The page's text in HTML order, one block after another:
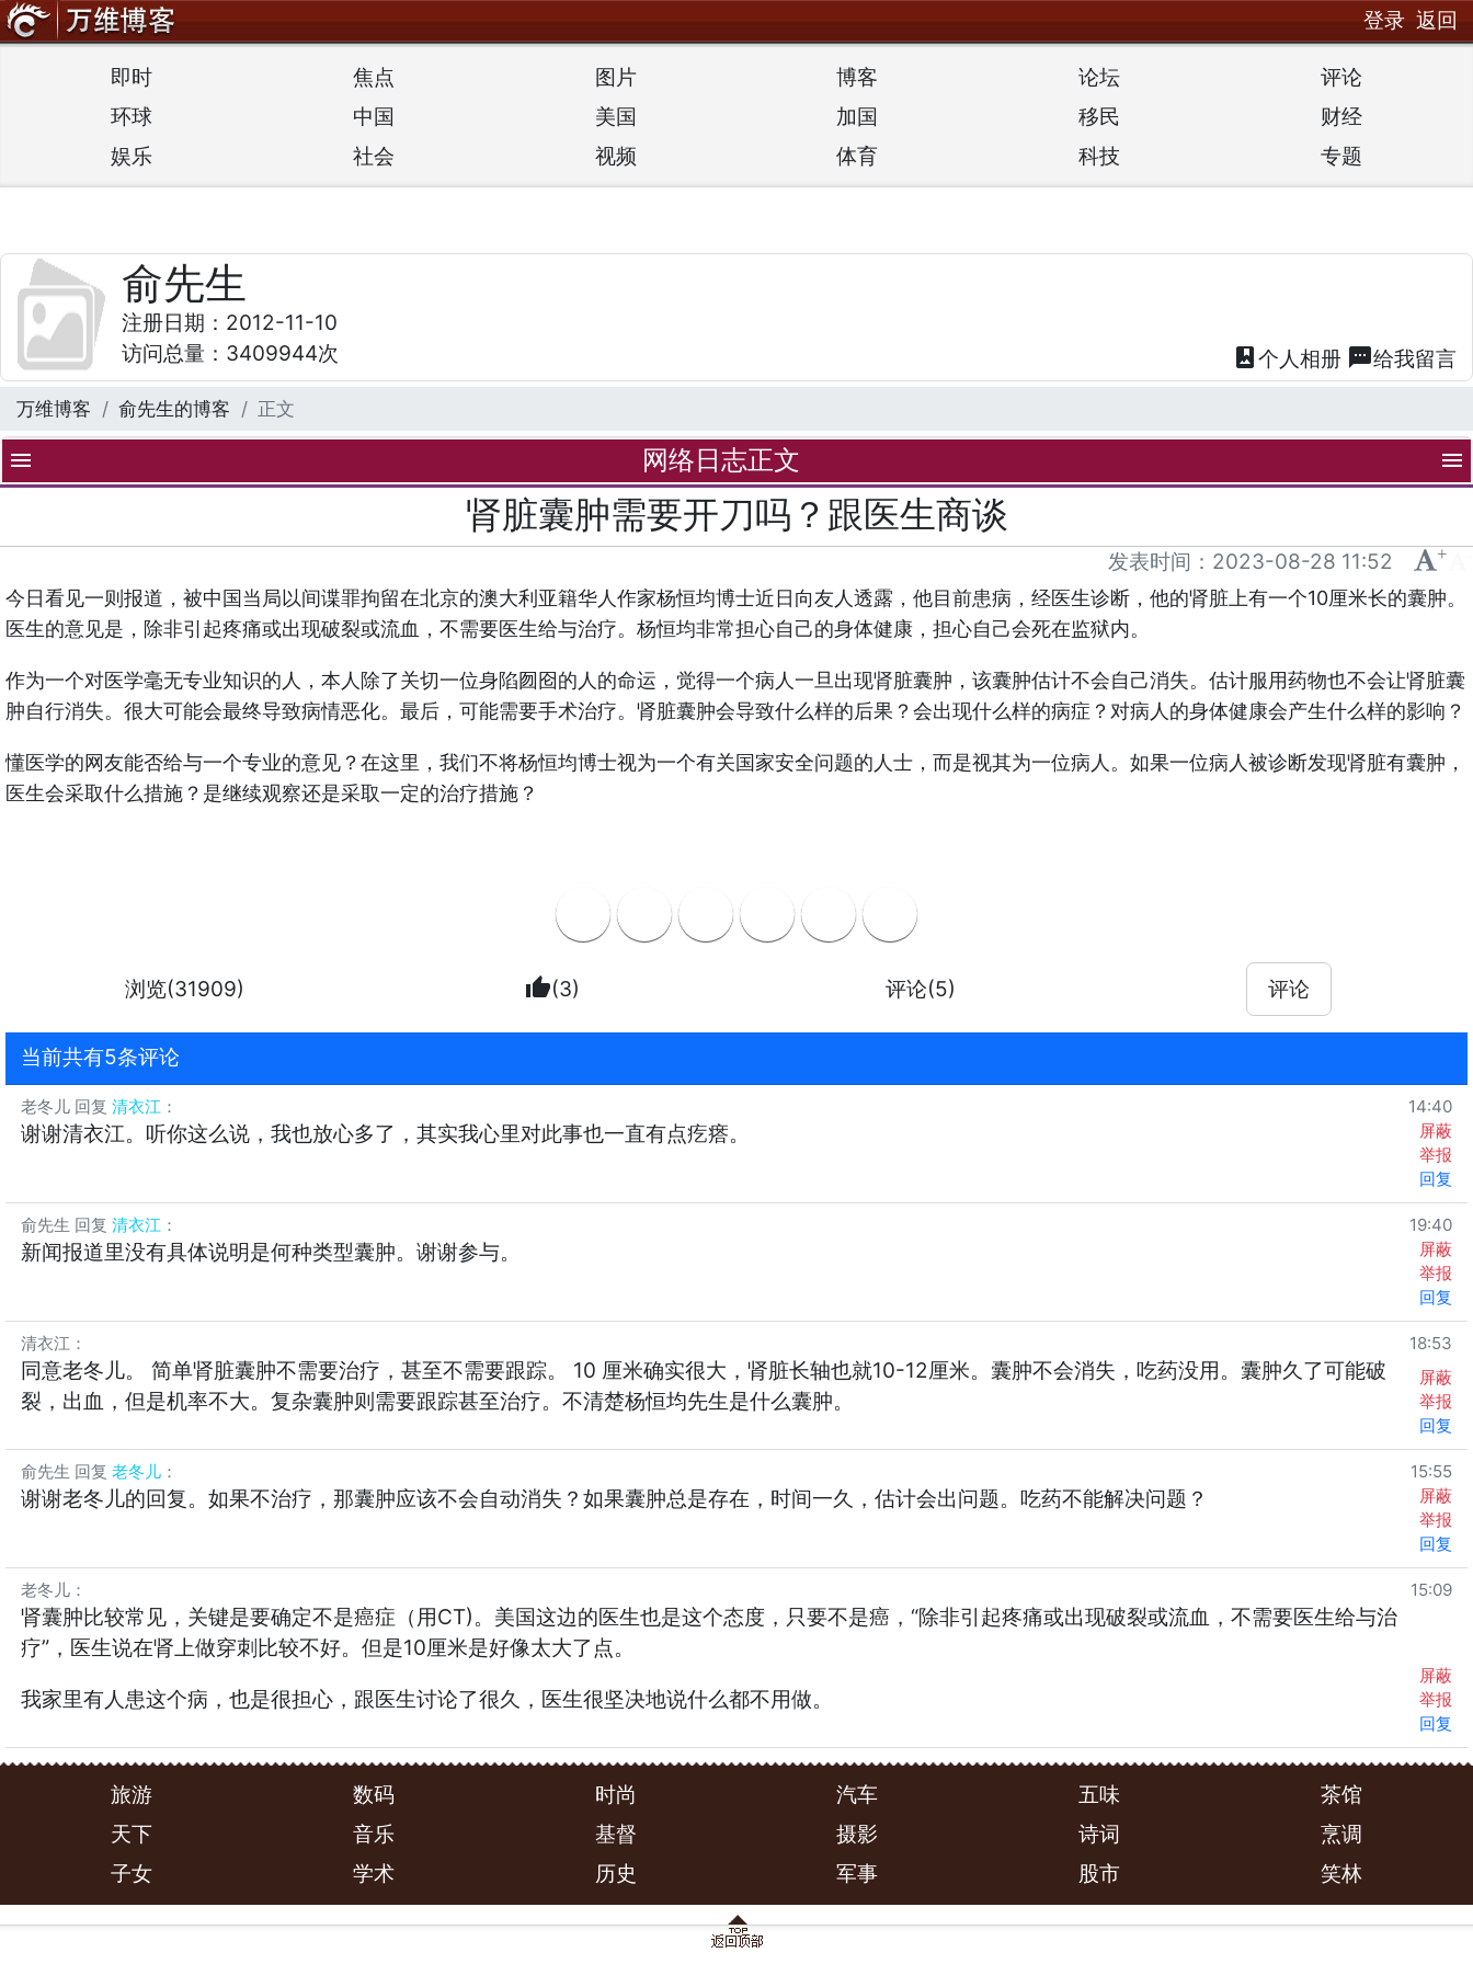
登录 返回
即时 焦点 图片 博客 论坛
评论
环球
中国 美国 加国 移民
财经
娱乐
社会 视频 体育 科技 专题
俞先生
注册日期：2012-11-10
访问总量：3409944次
photo_album 个人相册 textsms给我留言
万维博客 俞先生的博客 正文
menu 网络日志正文 menu
肾脏囊肿需要开刀吗？跟医生商谈
发表时间： 2023-08-28 11:52 +
今日看见一则报道，被中国当局以间谍罪拘留在北京的澳大利亚籍华人作家杨恒均博士近日向友人透露，他目前患病，经医生诊断，他的肾脏上有一个10厘米长的囊肿。
医生的意见是，除非引起疼痛或出现破裂或流血，不需要医生给与治疗。杨恒均非常担心自己的身体健康，担心自己会死在监狱内。
作为一个对医学毫无专业知识的人，本人除了关切一位身陷囫囵的人的命运，觉得一个病人一旦出现肾脏囊肿，该囊肿估计不会自己消失。估计服用药物也不会让肾脏囊
肿自行消失。很大可能会最终导致病情恶化。最后，可能需要手术治疗。肾脏囊肿会导致什么样的后果？会出现什么样的病症？对病人的身体健康会产生什么样的影响？
懂医学的网友能否给与一个专业的意见？在这里，我们不将杨恒均博士视为一个有关国家安全问题的人士，而是视其为一位病人。如果一位病人被诊断发现肾脏有囊肿，
医生会采取什么措施？是继续观察还是采取一定的治疗措施？
浏览(31909) thumb_up(3) 评论(5) 评论
当前共有5条评论
老冬儿 回复 清衣江 ： 14:40
谢谢清衣江。听你这么说，我也放心多了，其实我心里对此事也一直有点疙瘩。
屏蔽
举报
回复
俞先生 回复 清衣江 ： 19:40
新闻报道里没有具体说明是何种类型囊肿。谢谢参与。
屏蔽
举报
回复
清衣江 ： 18:53
同意老冬儿。 简单肾脏囊肿不需要治疗，甚至不需要跟踪。 10 厘米确实很大，肾脏长轴也就10-12厘米。囊肿不会消失，吃药没用。囊肿久了可能破
裂，出血，但是机率不大。复杂囊肿则需要跟踪甚至治疗。不清楚杨恒均先生是什么囊肿。
屏蔽
举报
回复
俞先生 回复 老冬儿 ： 15:55
谢谢老冬儿的回复。如果不治疗，那囊肿应该不会自动消失？如果囊肿总是存在，时间一久，估计会出问题。吃药不能解决问题？
屏蔽
举报
回复
老冬儿 ： 15:09
肾囊肿比较常见，关键是要确定不是癌症（用CT)。美国这边的医生也是这个态度，只要不是癌，“除非引起疼痛或出现破裂或流血，不需要医生给与治
疗”，医生说在肾上做穿刺比较不好。但是10厘米是好像太大了点。
我家里有人患这个病，也是很担心，跟医生讨论了很久，医生很坚决地说什么都不用做。
屏蔽
举报
回复
旅游 数码 时尚 汽车 五味
茶馆
天下
音乐 基督 摄影 诗词
烹调
子女
学术 历史 军事 股市 笑林